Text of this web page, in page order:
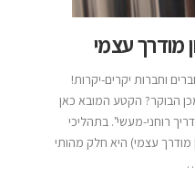
מודרך עצמי
וחברות יקרים-יקרות!
הבוקר? הקטע המובא כאן
רוחני-מעשי". בתהליכי
מודרך עצמי) היא חלק מהותי